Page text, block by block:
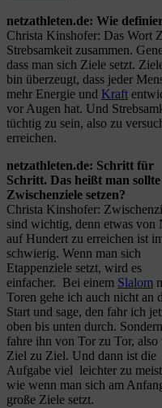
netzathleten.de: Wie
Christa Kinshofer: Das Wort
Strebsamkeit zusammen.
dass man sich Ziele setzt.
bin überzeugt, dass jeder
mehr Energie und Kraft
vor Augen hat. Und
tüchtig zu sein, also zu
erreichen.
netzathleten.de: Schritt für
Schritt. Das heißt man sollte
Zwischenziele setzen?
Christa Kinshofer:
sind wichtig, denn etwas von
auf Hundert zu erreichen ist
schwierig. Wenn man sich
Etappenziele setzt, wird es
einfacher. Bei einem Slalom
Toren gehe ich auch nicht an
Start und sage, den fahr ich
oben bis unten durch.
fahre ihn von Tor zu Tor, also
Ziel zu Ziel. Und dann ist die
Aufgabe viel leichter zu
wie wenn man sich am
große Ziele setzt.